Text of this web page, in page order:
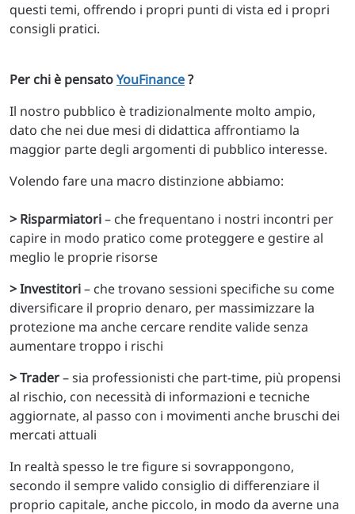
questi temi, offrendo i propri punti di vista ed i propri
consigli pratici.
Per chi è pensatoYouFinance?
Il nostro pubblico è tradizionalmente molto ampio,
dato che nei due mesi di didattica affrontiamo la
maggior parte degli argomenti di pubblico interesse.
Volendo fare una macro distinzione abbiamo:
> Risparmiatori– che frequentano i nostri incontri per
capire in modo pratico come proteggere e gestire al
meglio le proprie risorse
> Investitori– che trovano sessioni specifiche su come
diversificare il proprio denaro, per massimizzare la
protezione ma anche cercare rendite valide senza
aumentare troppo i rischi
> Trader– sia professionisti che part-time, più propensi
al rischio, con necessità di informazioni e tecniche
aggiornate, al passo con i movimenti anche bruschi dei
mercati attuali
In realtà spesso le tre figure si sovrappongono,
secondo il sempre valido consiglio di differenziare il
proprio capitale, anche piccolo, in modo da averne una